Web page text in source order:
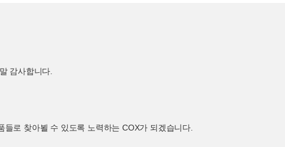
감사합니다.
로 찾아뵐 수 있도록 노력하는 COX가 되겠습니다.